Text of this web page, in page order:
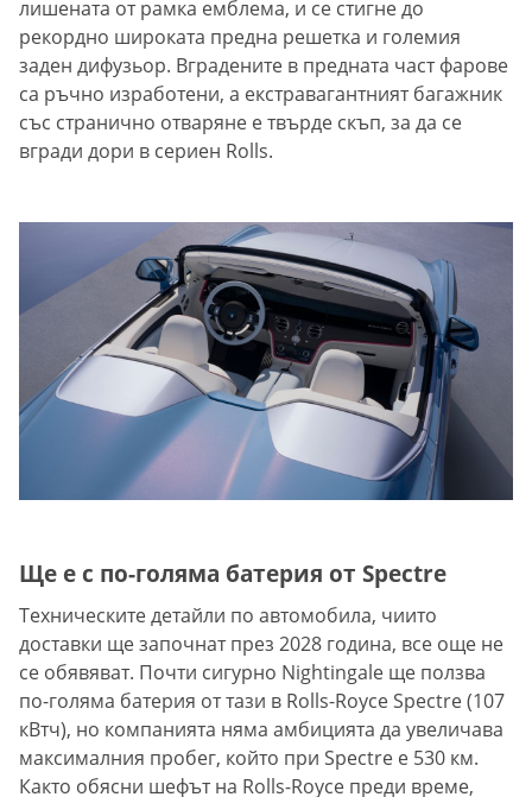
лишената от рамка емблема, и се стигне до
рекордно широката предна решетка и големия
заден дифузьор. Вградените в предната част фарове
са ръчно изработени, а екстравагантният багажник
със странично отваряне е твърде скъп, за да се
вгради дори в сериен Rolls.
Ще е с по-голяма батерия от Spectre
Техническите детайли по автомобила, чиито
доставки ще започнат през 2028 година, все още не
се обявяват. Почти сигурно Nightingale ще ползва
по-голяма батерия от тази в Rolls-Royce Spectre (107
кВтч), но компанията няма амбицията да увеличава
максималния пробег, който при Spectre е 530 км.
Както обясни шефът на Rolls-Royce преди време,